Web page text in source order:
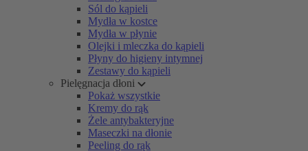
Sól do kąpieli
Mydła w kostce
Mydła w płynie
Olejki i mleczka do kąpieli
Płyny do higieny intymnej
Zestawy do kąpieli
Pielęgnacja dłoni
Pokaż wszystkie
Kremy do rąk
Żele antybakteryjne
Maseczki na dłonie
Peeling do rąk